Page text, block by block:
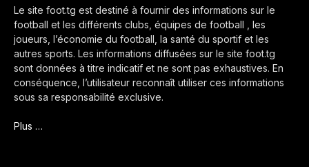
Le site foot.tg est destiné à fournir des informations sur le
football et les différents clubs, équipes de football , les
joueurs, l’économie du football, la santé du sportif et les
autres sports. Les informations diffusées sur le site foot.tg
sont données à titre indicatif et ne sont pas exhaustives. En
conséquence, l’utilisateur reconnaît utiliser ces informations
sous sa responsabilité exclusive.
Plus …